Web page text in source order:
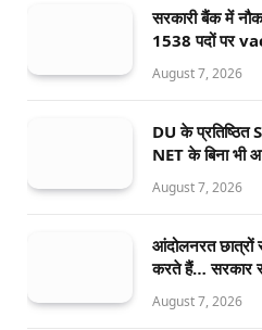
सरकारी बैंक में
1538 पदों पर
August 7, 2026
DU के
NET के बिना भी
August 7, 2026
आंदोलनरत छात्रों
करते हैं… सरकार
August 7, 2026